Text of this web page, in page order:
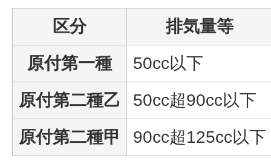
区分
排気量等
原付第一種
50cc以下
原付第二種乙
50cc超90cc以下
原付第二種甲
90cc超125cc以下